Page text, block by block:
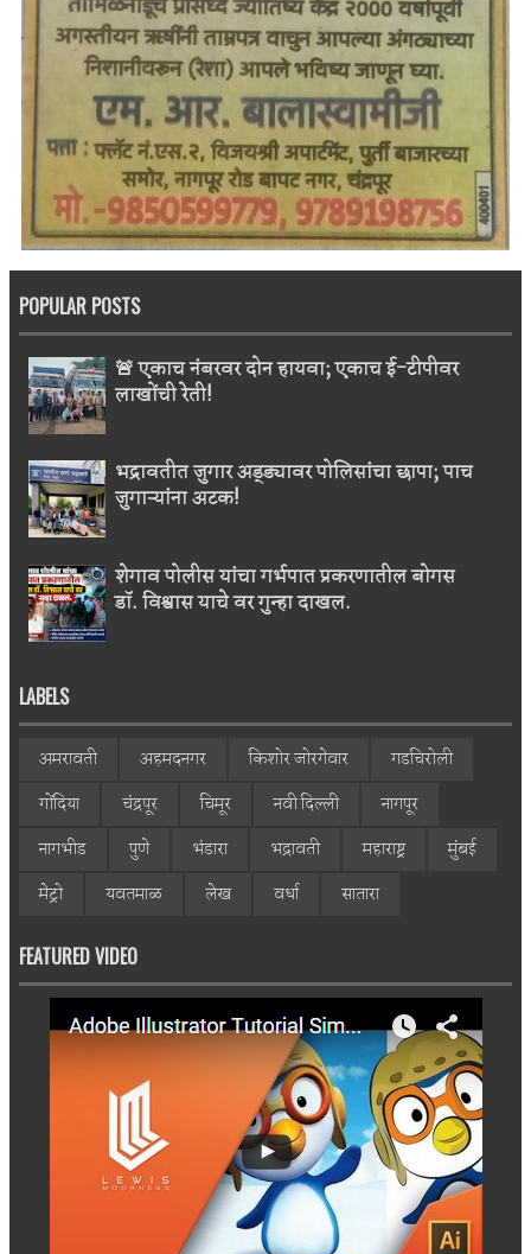
POPULAR POSTS
🚨 एकाच नंबरवर दोन हायवा; एकाच ई-टीपीवर
लाखोंची रेती!
भद्रावतीत जुगार अड्ड्यावर पोलिसांचा छापा; पाच
जुगाऱ्यांना अटक!
शेगाव पोलीस यांचा गर्भपात प्रकरणातील बोगस
डॉ. विश्वास याचे वर गुन्हा दाखल.
LABELS
अमरावती अहमदनगर किशोर जोरगेवार
गडचिरोली
गोंदिया
चंद्रपूर चिमूर नवी दिल्ली
नागपूर
नागभीड
पुणे भंडारा भद्रावती महाराष्ट्र
मुंबई
मेट्रो
यवतमाळ लेख वर्धा सातारा
FEATURED VIDEO